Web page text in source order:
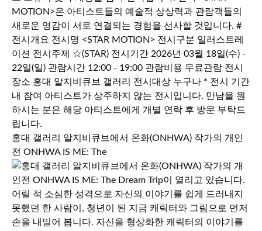
홍대 갤러리 알지비큐브에서 온화(ONHWA) 작가의 개인
전 ONHWA IS ME: The